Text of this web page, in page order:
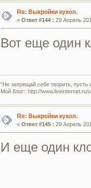
Re: Выкройки кукол.
« Ответ #144 : 29 Апрель
Вот еще один
"Не запрещай себе творить,
Мой блог: http://www.liveinternet.ru/
Re: Выкройки кукол.
« Ответ #145 : 29 Апрель
И еще один